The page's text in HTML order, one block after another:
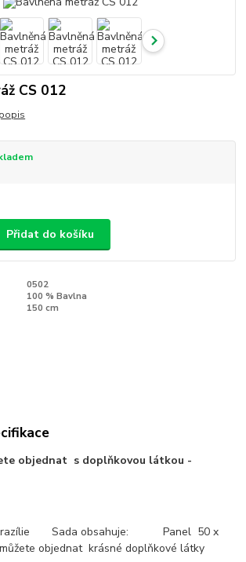
CS 012
Přidat do košíku
0502
100 % Bavlna
150 cm
objednat s doplňkovou látkou -
Brazílie Sada obsahuje: Panel 50 x
objednat krásné doplňkové látky